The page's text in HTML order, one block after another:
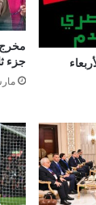
جزء
مارس